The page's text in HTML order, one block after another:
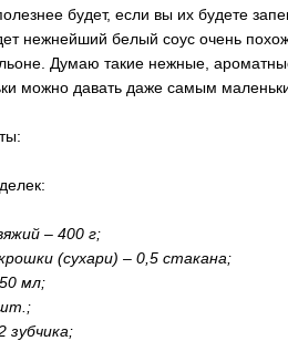
будет, если вы их будете
нежнейший белый соус очень
Думаю такие нежные,
можно давать даже самым
– 400 г;
(сухари) – 0,5 стакана;
мл;
зубчика;